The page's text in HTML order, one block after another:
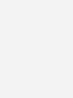
auf Kurs zu
mehr Zubau“,
dass die
Ausbaupfad
als positiv.
nach der EEG-